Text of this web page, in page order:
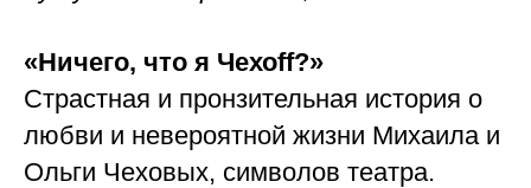
«Ничего, что я Чехоff?»
Страстная и пронзительная история о
любви и невероятной жизни Михаила и
Ольги Чеховых, символов театра.